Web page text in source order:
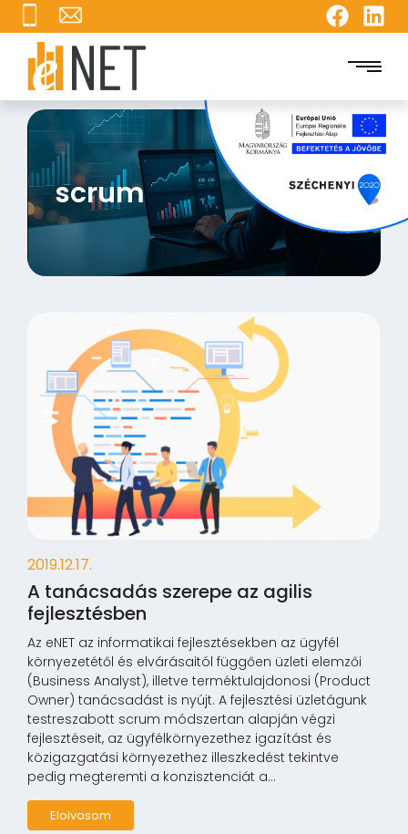
scrum
2019.12.17.
A tanácsadás szerepe az agilis
fejlesztésben
Az eNET az informatikai fejlesztésekben az ügyfél
környezetétől és elvárásaitól függően üzleti elemzői
(Business Analyst), illetve terméktulajdonosi (Product
Owner) tanácsadást is nyújt. A fejlesztési üzletágunk
testreszabott scrum módszertan alapján végzi
fejlesztéseit, az ügyfélkörnyezethez igazítást és
közigazgatási környezethez illeszkedést tekintve
pedig megteremti a konzisztenciát a...
Elolvasom